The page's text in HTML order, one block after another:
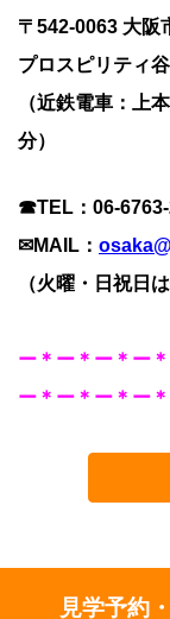
〒542-0063 大阪
プロスピリティ
（近鉄電車：上
分）
☎TEL：06-
✉MAIL：
（火曜・日祝日
ー＊ー＊ー＊ー
ー＊ー＊ー＊ー
見学予約